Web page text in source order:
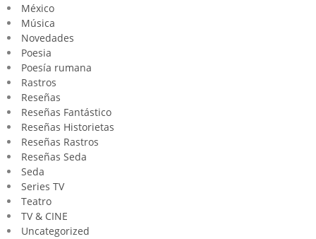
México
Música
Novedades
Poesia
Poesía rumana
Rastros
Reseñas
Reseñas Fantástico
Reseñas Historietas
Reseñas Rastros
Reseñas Seda
Seda
Series TV
Teatro
TV & CINE
Uncategorized